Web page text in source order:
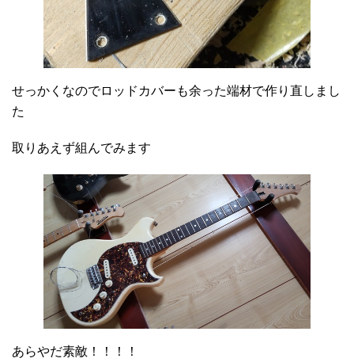
せっかくなのでロッドカバーも余った端材で作り直しまし
た
取りあえず組んでみます
あらやだ素敵！！！！